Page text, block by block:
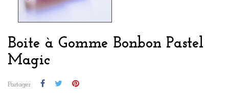
Boite à Gomme Bonbon Pastel
Magic
Partager